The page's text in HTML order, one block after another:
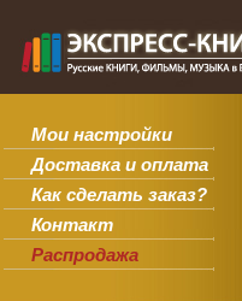
Мои настройки
Доставка и оплата
Как сделать заказ?
Контакт
Распродажа